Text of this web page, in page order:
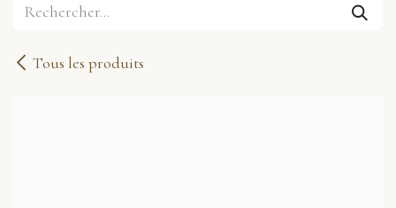
Tous les produits